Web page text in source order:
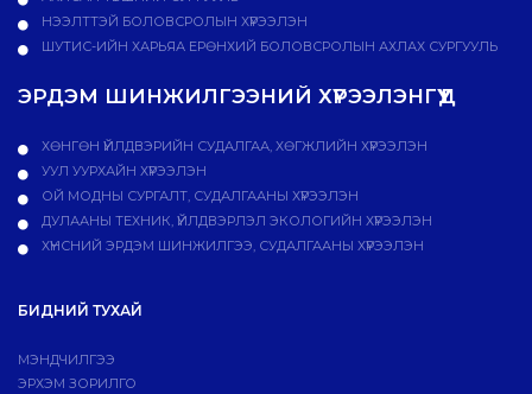
НЭЭЛТТЭЙ БОЛОВСРОЛЫН ХҮРЭЭЛЭН
ШУТИС-ИЙН ХАРЬЯА ЕРӨНХИЙ БОЛОВСРОЛЫН АХЛАХ СУРГУУЛЬ
ЭРДЭМ ШИНЖИЛГЭЭНИЙ ХҮРЭЭЛЭНГҮҮД
ХӨНГӨН ҮЙЛДВЭРИЙН СУДАЛГАА, ХӨГЖЛИЙН ХҮРЭЭЛЭН
УУЛ УУРХАЙН ХҮРЭЭЛЭН
ОЙ МОДНЫ СУРГАЛТ, СУДАЛГААНЫ ХҮРЭЭЛЭН
ДУЛААНЫ ТЕХНИК, ҮЙЛДВЭРЛЭЛ ЭКОЛОГИЙН ХҮРЭЭЛЭН
ХҮНСНИЙ ЭРДЭМ ШИНЖИЛГЭЭ, СУДАЛГААНЫ ХҮРЭЭЛЭН
БИДНИЙ ТУХАЙ
МЭНДЧИЛГЭЭ
ЭРХЭМ ЗОРИЛГО